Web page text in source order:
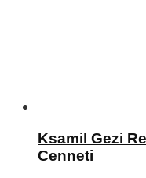
Ksamil Gezi
Cenneti